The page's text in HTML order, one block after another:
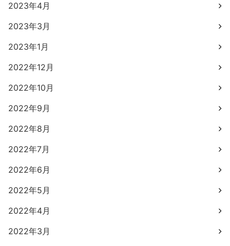
2023年4月
2023年3月
2023年1月
2022年12月
2022年10月
2022年9月
2022年8月
2022年7月
2022年6月
2022年5月
2022年4月
2022年3月